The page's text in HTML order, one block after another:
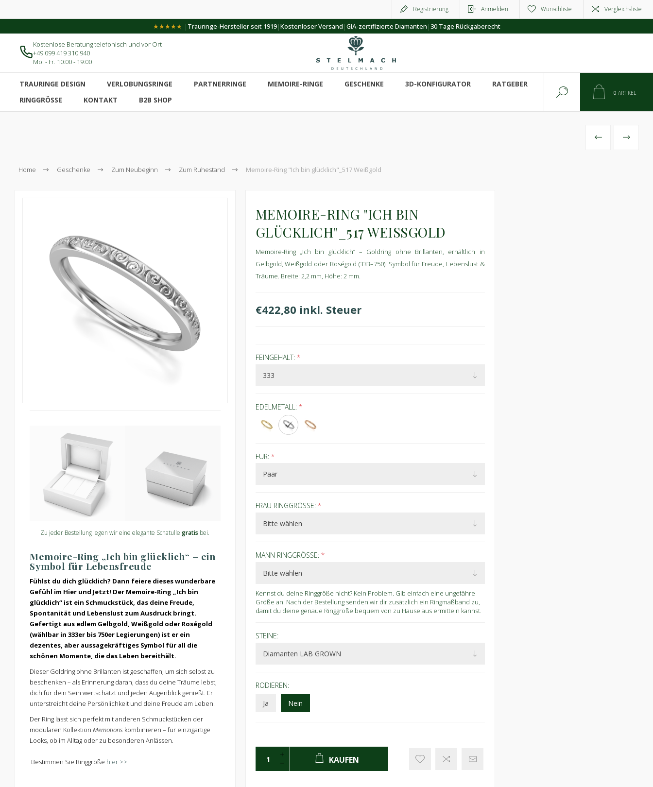
Registrierung Anmelden Wunschliste Vergleichsliste
★★★★★ | Trauringe-Hersteller seit 1919|Kostenloser Versand |GIA-zertifizierte Diamanten |30 Tage Rückgaberecht
Kostenlose Beratung telefonisch und vor Ort
+49 099 419 310 940
Mo. - Fr. 10:00 - 19:00
TRAURINGE DESIGN VERLOBUNGSRINGE PARTNERRINGE MEMOIRE-RINGE GESCHENKE 3D-KONFIGURATOR
RATGEBER
RINGGRÖSSE
KONTAKT B2B SHOP
0 ARTIKEL
Home Geschenke Zum Neubeginn Zum Ruhestand Memoire-Ring "Ich bin glücklich"_517 Weißgold
VORHERIGES
Zu jeder Bestellung legen wir eine elegante Schatullegratis bei.
Memoire-Ring „Ich bin glücklich“ – ein
Symbol für Lebensfreude
Fühlst du dich glücklich? Dann feiere dieses wunderbare
Gefühl im Hier und Jetzt! Der Memoire-Ring „Ich bin
glücklich“ ist ein Schmuckstück, das deine Freude,
Spontanität und Lebenslust zum Ausdruck bringt.
Gefertigt aus edlem Gelbgold, Weißgold oder Roségold
(wählbar in 333er bis 750er Legierungen) ist er ein
dezentes, aber aussagekräftiges Symbol für all die
schönen Momente, die das Leben bereithält.
Dieser Goldring ohne Brillanten ist geschaffen, um sich selbst zu
beschenken – als Erinnerung daran, dass du deine Träume lebst,
dich für dein Sein wertschätzt und jeden Augenblick genießt. Er
unterstreicht deine Persönlichkeit und deine Freude am Leben.
Der Ring lässt sich perfekt mit anderen Schmuckstücken der
modularen Kollektion Memotions kombinieren – für einzigartige
Looks, ob im Alltag oder zu besonderen Anlässen.
Bestimmen Sie Ringgröße hier >>
MEMOIRE-RING "ICH BIN
GLÜCKLICH"_517 WEISSGOLD
Memoire-Ring „Ich bin glücklich“ – Goldring ohne Brillanten, erhältlich in
Gelbgold, Weißgold oder Roségold (333–750). Symbol für Freude, Lebenslust &
Träume. Breite: 2,2 mm, Höhe: 2 mm.
€422,80 inkl. Steuer
FEINGEHALT: *
EDELMETALL: *
FÜR: *
FRAU RINGGRÖSSE: *
MANN RINGGRÖSSE: *
Kennst du deine Ringgröße nicht? Kein Problem. Gib einfach eine ungefähre
Größe an. Nach der Bestellung senden wir dir zusätzlich ein Ringmaßband zu,
damit du deine genaue Ringgröße bequem von zu Hause aus ermitteln kannst.
STEINE:
RODIEREN:
Ja
Nein
KAUFEN